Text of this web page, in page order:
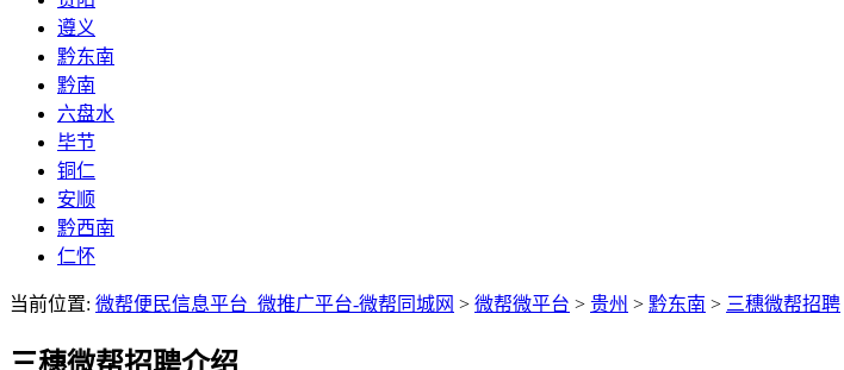
遵义
黔东南
黔南
六盘水
毕节
铜仁
安顺
黔西南
仁怀
当前位置: 微帮便民信息平台_微推广平台-微帮同城网 > 微帮微平台 > 贵州 > 黔东南 > 三穗微帮招聘